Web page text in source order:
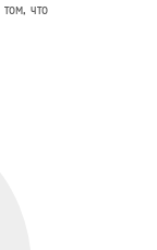
что